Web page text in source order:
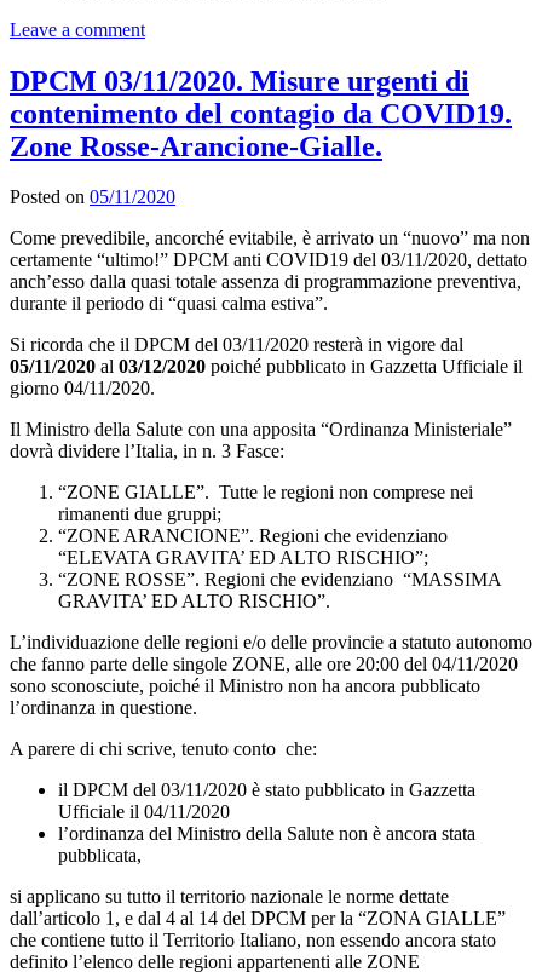
Leave a comment
DPCM 03/11/2020. Misure urgenti di
contenimento del contagio da COVID19.
Zone Rosse-Arancione-Gialle.
Posted on 05/11/2020
Come prevedibile, ancorché evitabile, è arrivato un “nuovo” ma non
certamente “ultimo!” DPCM anti COVID19 del 03/11/2020, dettato
anch’esso dalla quasi totale assenza di programmazione preventiva,
durante il periodo di “quasi calma estiva”.
Si ricorda che il DPCM del 03/11/2020 resterà in vigore dal
05/11/2020 al 03/12/2020 poiché pubblicato in Gazzetta Ufficiale il
giorno 04/11/2020.
Il Ministro della Salute con una apposita “Ordinanza Ministeriale”
dovrà dividere l’Italia, in n. 3 Fasce:
“ZONE GIALLE”. Tutte le regioni non comprese nei
rimanenti due gruppi;
“ZONE ARANCIONE”. Regioni che evidenziano
“ELEVATA GRAVITA’ ED ALTO RISCHIO”;
“ZONE ROSSE”. Regioni che evidenziano “MASSIMA
GRAVITA’ ED ALTO RISCHIO”.
L’individuazione delle regioni e/o delle provincie a statuto autonomo
che fanno parte delle singole ZONE, alle ore 20:00 del 04/11/2020
sono sconosciute, poiché il Ministro non ha ancora pubblicato
l’ordinanza in questione.
A parere di chi scrive, tenuto conto che:
il DPCM del 03/11/2020 è stato pubblicato in Gazzetta
Ufficiale il 04/11/2020
l’ordinanza del Ministro della Salute non è ancora stata
pubblicata,
si applicano su tutto il territorio nazionale le norme dettate
dall’articolo 1, e dal 4 al 14 del DPCM per la “ZONA GIALLE”
che contiene tutto il Territorio Italiano, non essendo ancora stato
definito l’elenco delle regioni appartenenti alle ZONE